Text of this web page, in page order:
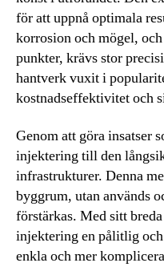
för att uppnå optimala
korrosion och mögel,
punkter, krävs stor
hantverk vuxit i
kostnadseffektivitet och
Genom att göra insatser
injektering till den
infrastrukturer. Denna
byggrum, utan används
förstärkas. Med sitt
injektering en pålitlig
enkla och mer